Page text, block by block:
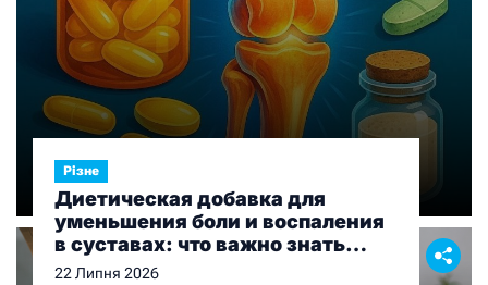
Різне
Диетическая добавка для
уменьшения боли и воспаления
в суставах: что важно знать
перед выбором
22 Липня 2026